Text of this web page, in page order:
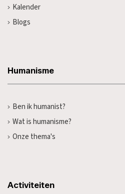
Kalender
Blogs
Humanisme
Ben ik humanist?
Wat is humanisme?
Onze thema's
Activiteiten